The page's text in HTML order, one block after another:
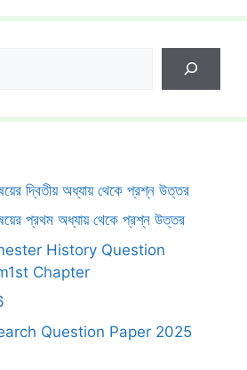
দ্বিতীয় অধ্যায় থেকে প্রশ্ন উত্তর
প্রথম অধ্যায় থেকে প্রশ্ন উত্তর
History Question
Chapter
Question Paper 2025